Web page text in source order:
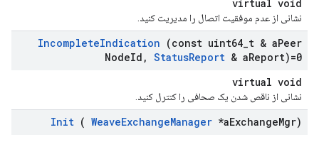
virtual void
نشانی از عدم موفقیت اتصال را مدیریت کنید.
IncompleteIndication (const uint64 t & aPeer
NodeId , StatusReport & aReport)=0
virtual void
نشانی از ناقص شدن یک صحافی را کنترل کنید.
Init ( WeaveExchangeManager *aExchangeMgr)